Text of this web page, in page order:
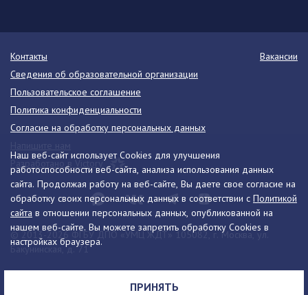
Наш веб-сайт использует Cookies для улучшения
работоспособности веб-сайта, анализа использования данных
сайта. Продолжая работу на веб-сайте, Вы даете свое согласие на
обработку своих персональных данных в соответствии с Политикой
сайта в отношении персональных данных, опубликованной на
нашем веб-сайте. Вы можете запретить обработку Cookies в
настройках браузера.
ПРИНЯТЬ
© 2013-2026 ФГБУ ДПО «УМЦ ЖДТ» 105082, г. Москва, ул.
Бакунинская, д. 71
Телефон:8 (495) 739-00-30 info@umczdt.ru
схема проезда
Контакты
Вакансии
Сведения об образовательной организации
Пользовательское соглашение
Политика конфиденциальности
Согласие на обработку персональных данных
Разработано в Victory